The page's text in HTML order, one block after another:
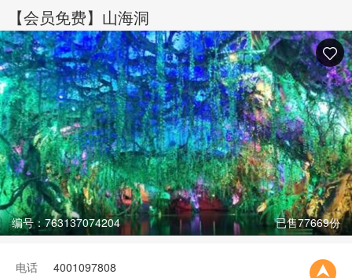
【会员免费】山海洞
编号：763137074204 已售77669份
电话
4001097808